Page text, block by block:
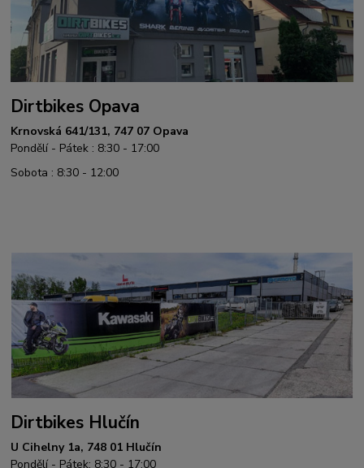
Dirtbikes Opava
Krnovská 641/131, 747 07 Opava
Pondělí - Pátek : 8:30 - 17:00
Sobota : 8:30 - 12:00
Dirtbikes Hlučín
U Cihelny 1a, 748 01 Hlučín
Pondělí - Pátek: 8:30 - 17:00